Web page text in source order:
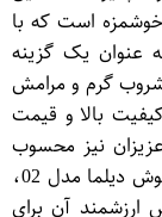
و خوشمزه است که با
عنوان یک گزینه
گرم و مرامش
بالا و قیمت
نیز محسوب
می شود. با خرید و استفاده از کالای بسته دمنوش دیلما مدل 02،
ارزشمند آن برای